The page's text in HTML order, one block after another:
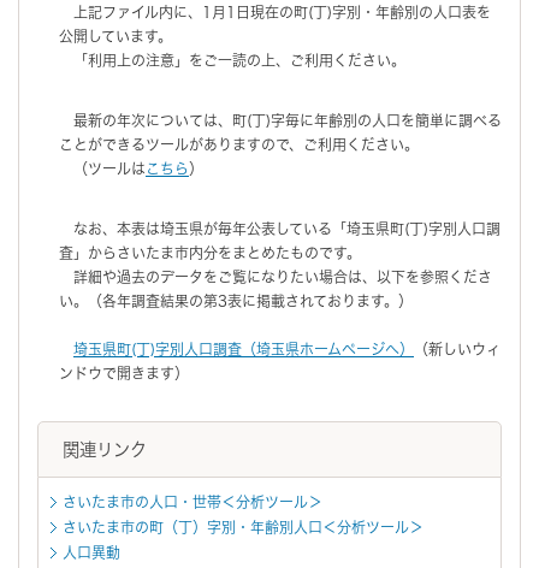
上記ファイル内に、1月1日現在の町(丁)字別・年齢別の人口表を
公開しています。
「利用上の注意」をご一読の上、ご利用ください。
最新の年次については、町(丁)字毎に年齢別の人口を簡単に調べる
ことができるツールがありますので、ご利用ください。
（ツールは こちら ）
なお、本表は埼玉県が毎年公表している「埼玉県町(丁)字別人口調
査」からさいたま市内分をまとめたものです。
詳細や過去のデータをご覧になりたい場合は、以下を参照くださ
い。（各年調査結果の第3表に掲載されております。）
埼玉県町(丁)字別人口調査（埼玉県ホームページへ）
（新しいウィ
ンドウで開きます）
関連リンク
さいたま市の人口・世帯＜分析ツール＞
さいたま市の町（丁）字別・年齢別人口＜分析ツール＞
人口異動